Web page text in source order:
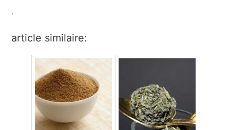
.
article similaire: